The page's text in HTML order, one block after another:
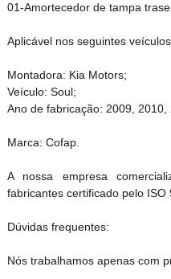
01-Amortecedor de tampa
Aplicável nos seguintes
Montadora: Kia Motors;
Veículo: Soul;
Ano de fabricação: 2009,
Marca: Cofap.
A nossa empresa
fabricantes certificado pelo ISO
Dúvidas frequentes:
Nós trabalhamos apenas com